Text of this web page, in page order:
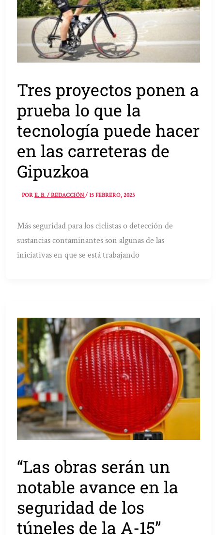
Tres proyectos ponen a
prueba lo que la
tecnología puede hacer
en las carreteras de
Gipuzkoa
PORE. B. / REDACCIÓN/15 FEBRERO, 2023
Más seguridad para los ciclistas o detección de
sustancias contaminantes son algunas de las
iniciativas en que se está trabajando
“Las obras serán un
notable avance en la
seguridad de los
túneles de la A-15”